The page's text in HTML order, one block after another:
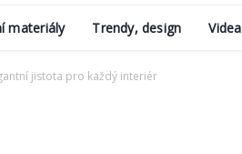
materiály Trendy, design Videa
jistota pro každý interiér